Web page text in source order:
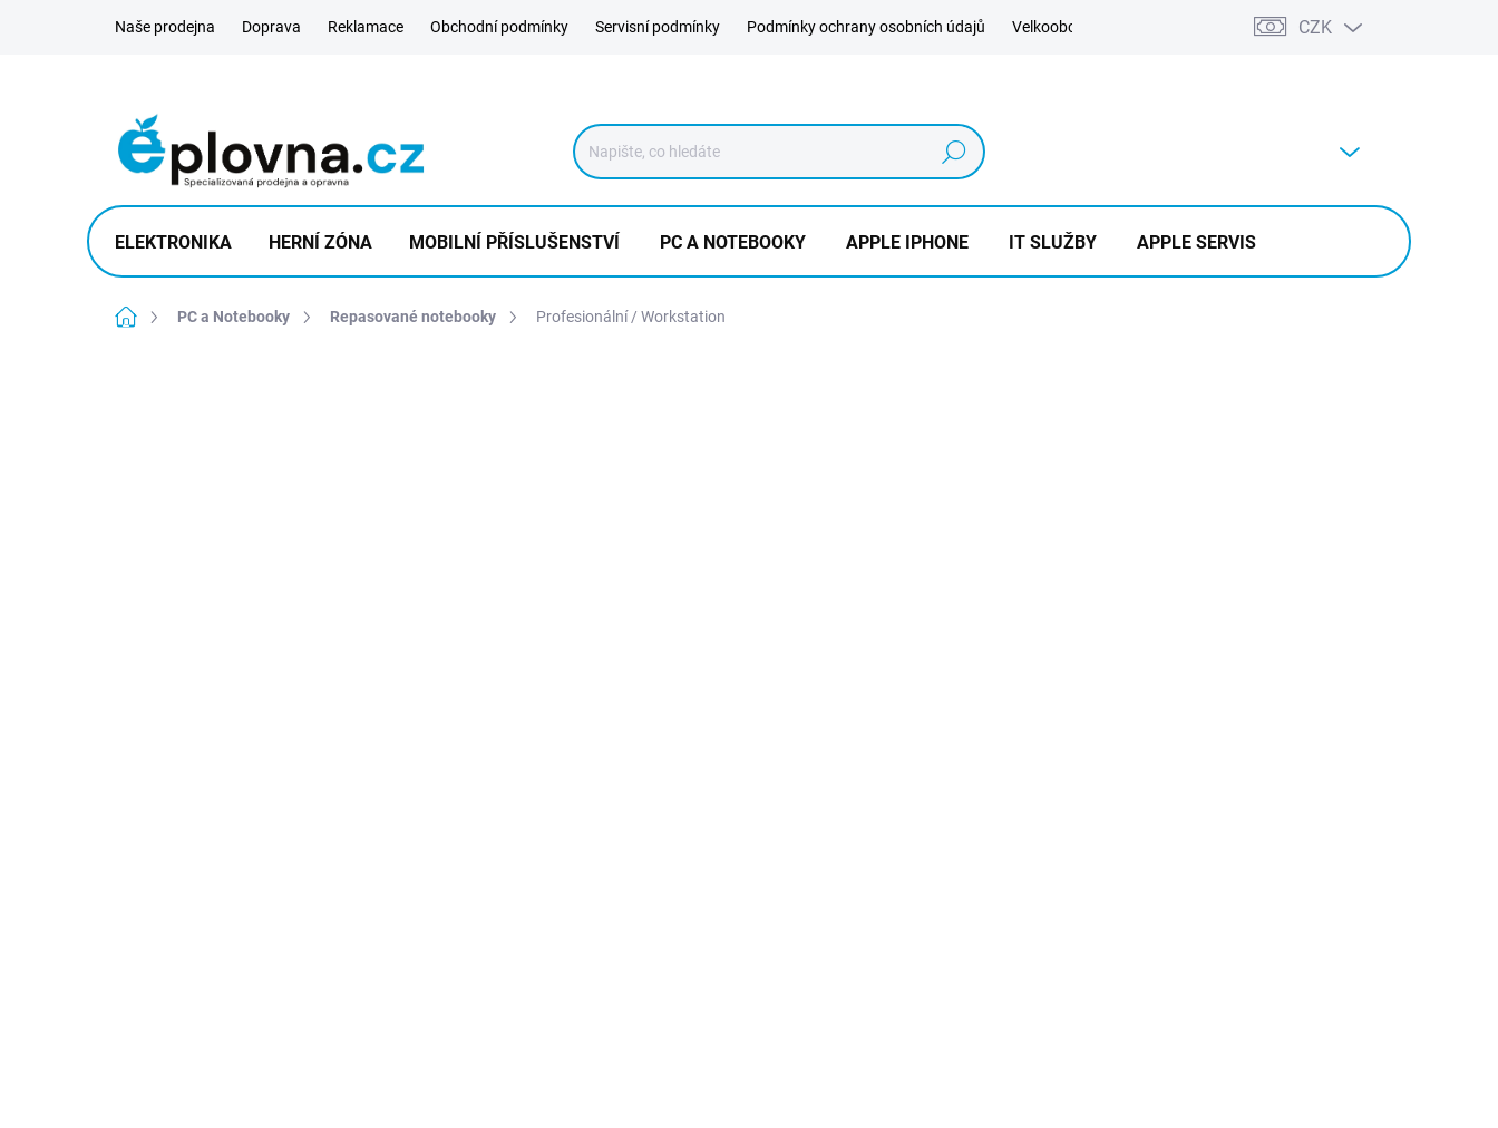
Naše prodejna Doprava Reklamace Obchodní podmínky Servisní podmínky Podmínky ochrany osobních údajů Velkoobchod Výkup CZK
Hledat
ELEKTRONIKA HERNÍ ZÓNA MOBILNÍ PŘÍSLUŠENSTVÍ PC A NOTEBOOKY APPLE IPHONE IT SLUŽBY APPLE SERVIS
Domů PC a Notebooky Repasované notebooky Profesionální / Workstation